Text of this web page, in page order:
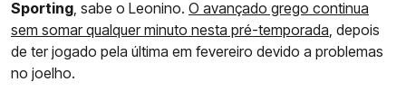
Sporting, sabe o Leonino. O avançado grego continua
sem somar qualquer minuto nesta pré-temporada, depois
de ter jogado pela última em fevereiro devido a problemas
no joelho.